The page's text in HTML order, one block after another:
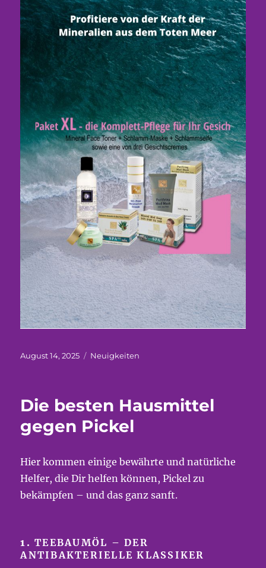
Veröffentlicht
August 14, 2025 Kategorien
Neuigkeiten
Die besten Hausmittel
gegen Pickel
Hier kommen einige bewährte und natürliche
Helfer, die Dir helfen können, Pickel zu
bekämpfen – und das ganz sanft.
1.TEEBAUMÖL – DER
ANTIBAKTERIELLE KLASSIKER